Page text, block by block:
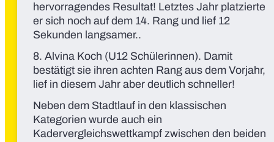
hervorragendes Resultat! Letztes Jahr platzierte
er sich noch auf dem 14. Rang und lief 12
Sekunden langsamer..
8. Alvina Koch (U12 Schülerinnen). Damit
bestätigt sie ihren achten Rang aus dem Vorjahr,
lief in diesem Jahr aber deutlich schneller!
Neben dem Stadtlauf in den klassischen
Kategorien wurde auch ein
Kadervergleichswettkampf zwischen den beiden